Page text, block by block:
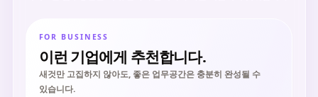
FOR BUSINESS
이런 기업에게 추천합니다.
새것만 고집하지 않아도, 좋은 업무공간은 충분히 완성될 수
있습니다.